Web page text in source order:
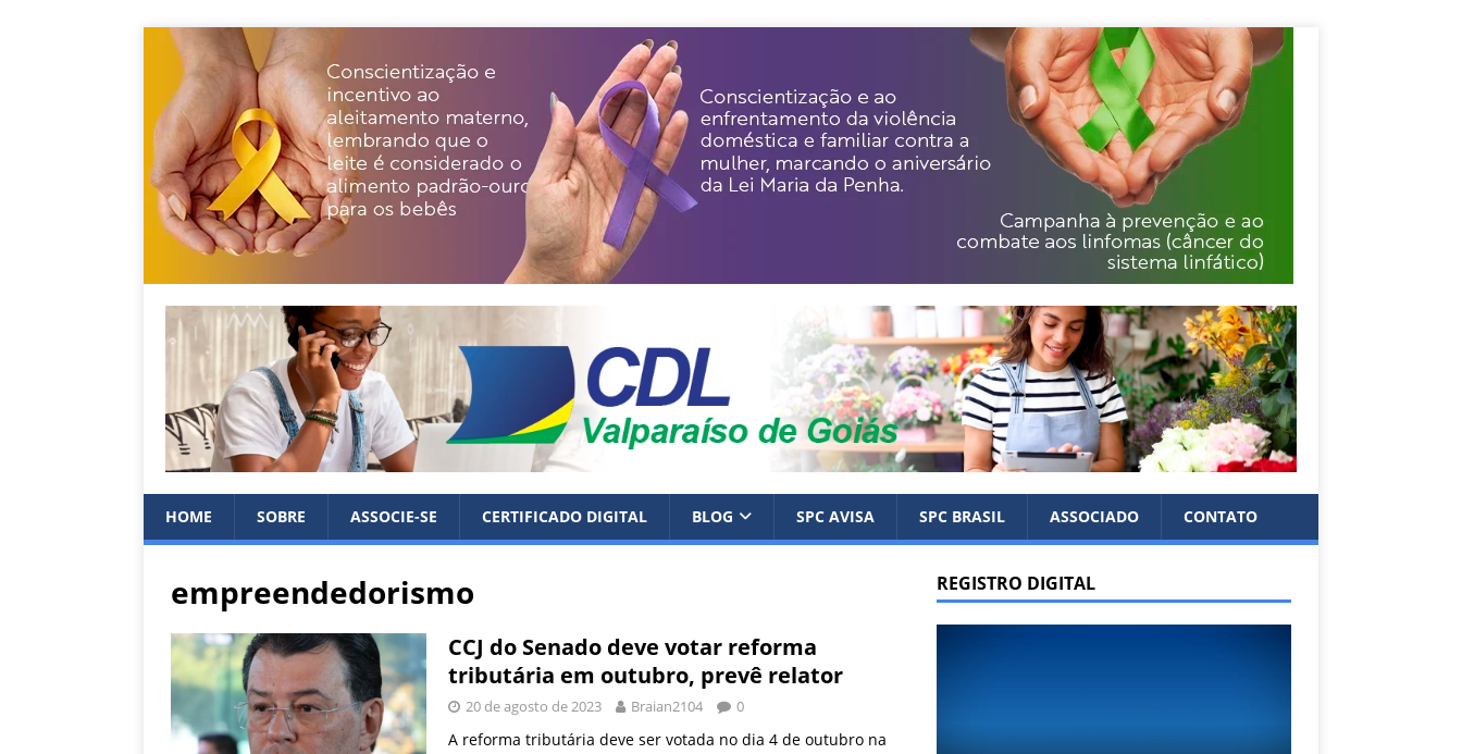
HOME SOBRE ASSOCIE-SE CERTIFICADO DIGITAL BLOG SPC AVISA SPC BRASIL ASSOCIADO CONTATO
empreendedorismo
CCJ do Senado deve votar reforma
tributária em outubro, prevê relator
20 de agosto de 2023 Braian2104 0
A reforma tributária deve ser votada no dia 4 de outubro na
REGISTRO DIGITAL